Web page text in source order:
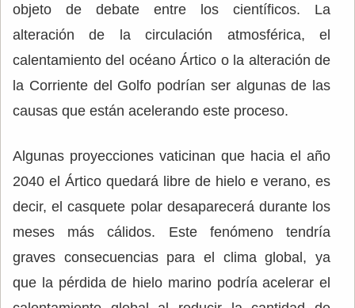
objeto de debate entre los científicos. La
alteración de la circulación atmosférica, el
calentamiento del océano Ártico​ o la alteración de
la Corriente del Golfo podrían ser algunas de las
causas que están acelerando este proceso.
Algunas proyecciones vaticinan que hacia el año
2040 el Ártico quedará libre de hielo e verano, es
decir, el casquete polar desaparecerá durante los
meses más cálidos. Este fenómeno tendría
graves consecuencias para el clima global, ya
que la pérdida de hielo marino podría acelerar el